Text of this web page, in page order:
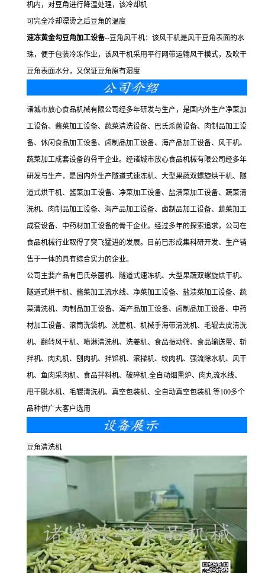
机内，对豆角进行降温处理，该冷却机
可完全冷却漂烫之后豆角的温度
速冻黄金勾豆角加工设备--豆角风干机：该风干机是风干豆角表面的水
珠，便于包装冷冻作业，该风干机采用平行网带运输风干模式，及吹干
豆角表面水分，又保证豆角原有湿度
诸城市放心食品机械有限公司经多年研发与生产，是国内外生产净菜加
工设备、酱菜加工设备、蔬菜清洗设备、巴氏杀菌设备、肉制品加工设
备、休闲食品加工设备、卤制品加工设备、海产品加工设备、风干机、
蔬菜加工成套设备的骨干企业。经诸城市放心食品机械有限公司经多年
研发与生产，是国内外生产隧道式速冻机、大型果蔬双螺旋烘干机、隧
道式烘干机、酱菜加工设备、净菜加工设备、盐渍菜加工设备、蔬菜清
洗机、肉制品加工设备、海产品加工设备、卤制品加工设备、蔬菜加工
成套设备、中药材加工设备的骨干企业。经过多年的探索追求，公司在
食品机械行业取得了突飞猛进的发展。目前已形成集科研开发、生产销
售于一体的具有综合实力的企业。
公司主要产品有巴氏杀菌机、隧道式速冻机、大型果蔬双螺旋烘干机、
隧道式烘干机、酱菜加工流水线、净菜加工设备、盐渍菜加工设备、蔬
菜清洗机、肉制品加工设备、海产品加工设备、卤制品加工设备、中药
材加工设备、滚筒洗袋机、洗筐机、机械手海带清洗机、毛辊去皮清洗
机、翻转风干机、喷淋清洗机、洗姜机、食品振动筛、食品输送带、斩
拌机、肉丸机、刨肉机、拌馅机、滚揉机、绞肉机、强流除水机、风干
机、鱼肉采肉机、食品拌料机、破碎机.全自动烟熏炉、肉丸流水线、
甩干脱水机、毛辊清洗机、真空包装机、全自动真空包装机.等100多个
品种供广大客户选用
豆角清洗机